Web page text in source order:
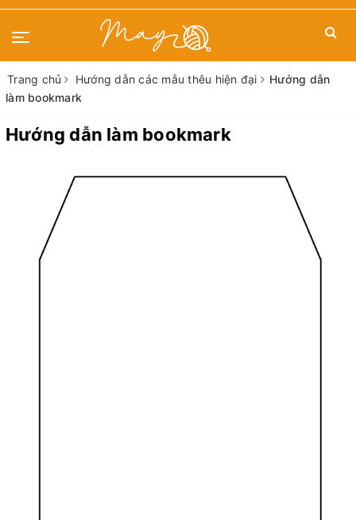
Trang chủ Hướng dẫn các mẫu thêu hiện đại
Hướng dẫn
làm bookmark
Hướng dẫn làm bookmark